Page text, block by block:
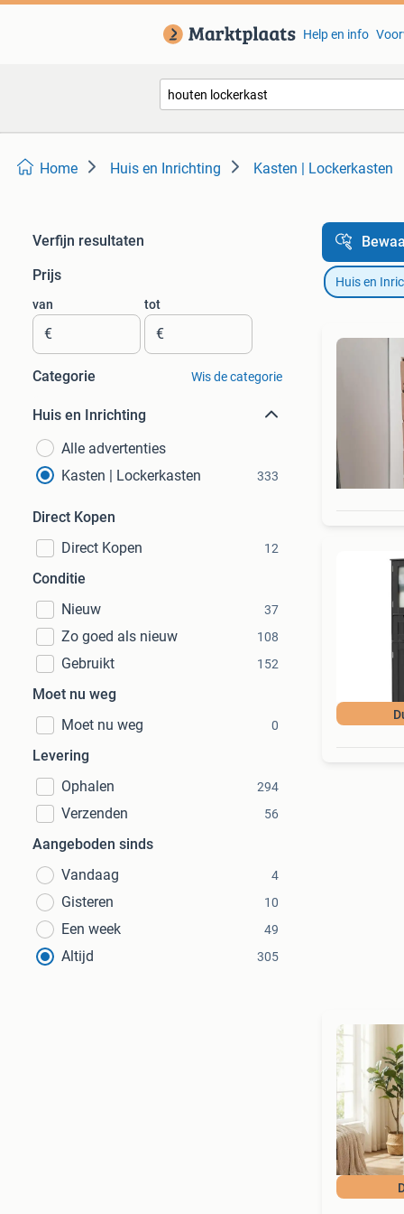
Help en info
Home Huis en Inrichting Kasten | Lockerkasten
Verfijn resultaten
Prijs
van
€
tot
€
Categorie Wis de categorie
Huis en Inrichting
Alle advertenties
Kasten | Lockerkasten
333
Direct Kopen
Direct Kopen
12
Conditie
Nieuw
37
Zo goed als nieuw 108
Gebruikt 152
Moet nu weg
Moet nu weg
0
Levering
Ophalen
294
Verzenden 56
Aangeboden sinds
Vandaag
4
Gisteren 10
Een week 49
Altijd 305
Huis en